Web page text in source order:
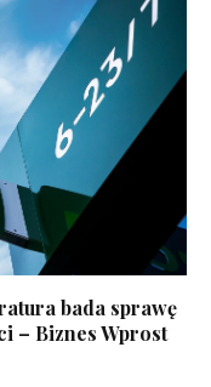
bada sprawę
– Biznes Wprost